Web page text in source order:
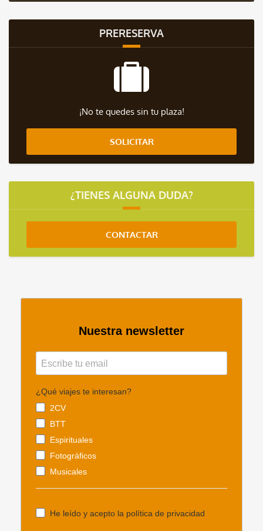
PRERESERVA
¡No te quedes sin tu plaza!
SOLICITAR
¿TIENES ALGUNA DUDA?
CONTACTAR